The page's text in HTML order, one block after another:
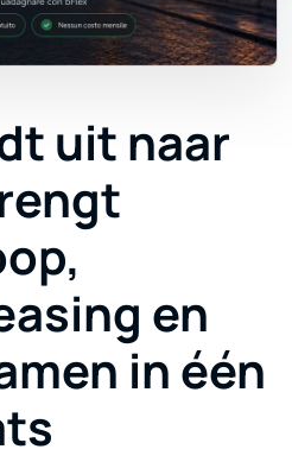
uit naar
en
in één